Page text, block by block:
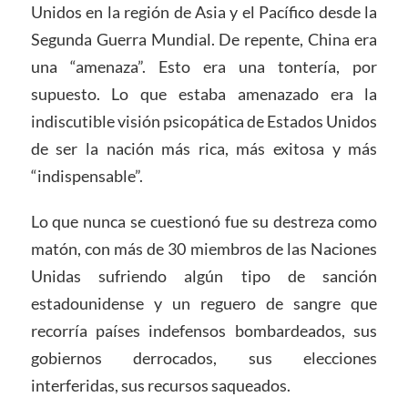
Unidos en la región de Asia y el Pacífico desde la
Segunda Guerra Mundial. De repente, China era
una “amenaza”. Esto era una tontería, por
supuesto. Lo que estaba amenazado era la
indiscutible visión psicopática de Estados Unidos
de ser la nación más rica, más exitosa y más
“indispensable”.
Lo que nunca se cuestionó fue su destreza como
matón, con más de 30 miembros de las Naciones
Unidas sufriendo algún tipo de sanción
estadounidense y un reguero de sangre que
recorría países indefensos bombardeados, sus
gobiernos derrocados, sus elecciones
interferidas, sus recursos saqueados.